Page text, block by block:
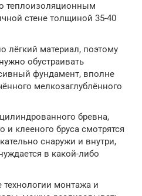
теплоизоляционным
стене толщиной 35-40
лёгкий материал, поэтому
обустраивать
фундамент, вполне
мелкозаглублённого
бревна,
и клееного бруса смотрятся
снаружи и внутри,
в какой-либо
монтажа и